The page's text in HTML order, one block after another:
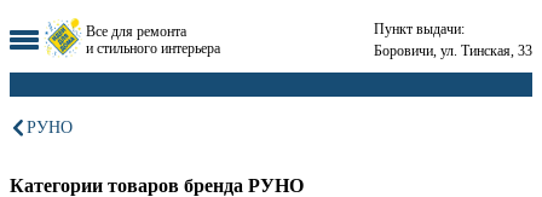
Все для ремонта
и стильного интерьера
Пункт выдачи:
Боровичи, ул. Тинская, 33
РУНО
Категории товаров бренда РУНО